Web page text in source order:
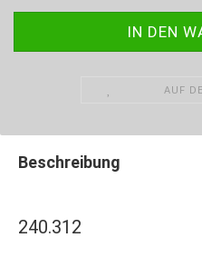
AUF
Beschreibung
240.312